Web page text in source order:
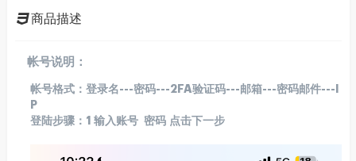
商品描述
帐号说明：
帐号格式：登录名---密码---2FA验证码---邮箱---密码邮件---I
P
登陆步骤：1 输入账号 密码 点击下一步